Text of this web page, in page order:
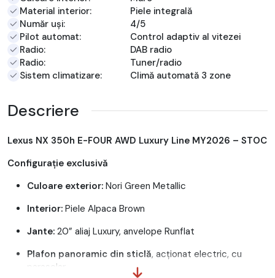
Material interior:
Piele integrală
Număr uși:
4/5
Pilot automat:
Control adaptiv al vitezei
Radio:
DAB radio
Radio:
Tuner/radio
Sistem climatizare:
Climă automată 3 zone
Descriere
Lexus NX 350h E-FOUR AWD Luxury Line MY2026 – STOC
Configurație exclusivă
Culoare exterior: Nori Green Metallic
Interior: Piele Alpaca Brown
Jante: 20” aliaj Luxury, anvelope Runflat
Plafon panoramic din sticlă, acționat electric, cu
parasolar